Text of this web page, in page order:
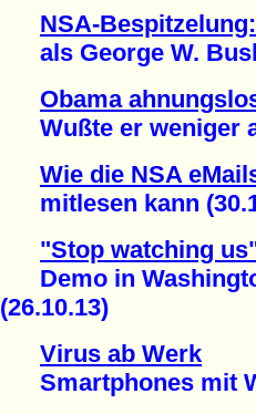
NSA-
als George W.
Obama
Wußte er weniger
Wie die NSA
mitlesen kann
"Stop watching
Demo in
(26.10.13)
Virus ab Werk
Smartphones mit